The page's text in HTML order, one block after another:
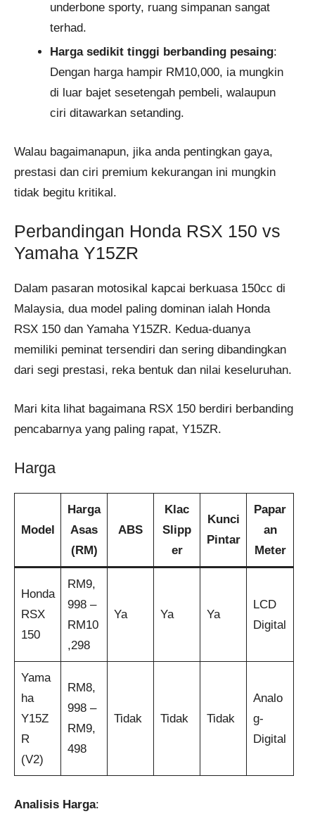
underbone sporty, ruang simpanan sangat
terhad.
Harga sedikit tinggi berbanding pesaing:
Dengan harga hampir RM10,000, ia mungkin
di luar bajet sesetengah pembeli, walaupun
ciri ditawarkan setanding.
Walau bagaimanapun, jika anda pentingkan gaya,
prestasi dan ciri premium kekurangan ini mungkin
tidak begitu kritikal.
Perbandingan Honda RSX 150 vs
Yamaha Y15ZR
Dalam pasaran motosikal kapcai berkuasa 150cc di
Malaysia, dua model paling dominan ialah Honda
RSX 150 dan Yamaha Y15ZR. Kedua-duanya
memiliki peminat tersendiri dan sering dibandingkan
dari segi prestasi, reka bentuk dan nilai keseluruhan.
Mari kita lihat bagaimana RSX 150 berdiri berbanding
pencabarnya yang paling rapat, Y15ZR.
Harga
Model
Harga
Asas
(RM)
ABS
Klac
Slipp
er
Kunci
Pintar
Papar
an
Meter
Honda
RSX
150
RM9,
998 –
RM10
,298
Ya Ya Ya
LCD
Digital
Yama
ha
Y15Z
R
(V2)
RM8,
998 –
RM9,
498
Tidak Tidak Tidak
Analo
g-
Digital
Analisis Harga: